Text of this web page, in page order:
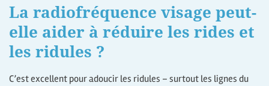
La radiofréquence visage peut-
elle aider à réduire les rides et
les ridules ?
C’est excellent pour adoucir les ridules – surtout les lignes du